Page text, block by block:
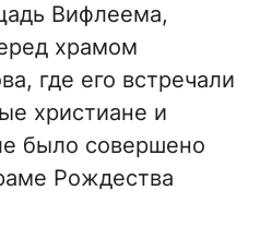
Вифлеема,
храмом
где его встречали
христиане и
было совершено
Рождества